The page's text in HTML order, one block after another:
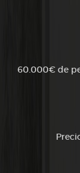
60.000€ de